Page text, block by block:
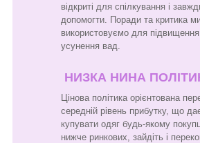
відкриті для спілкування і
допомогти. Поради та критика
використовуємо для підвищення
усунення вад.
НИЗКА НИНА
Цінова політика орієнтована
середній рівень прибутку, що
купувати одяг будь-якому
нижче ринкових, зайдіть і